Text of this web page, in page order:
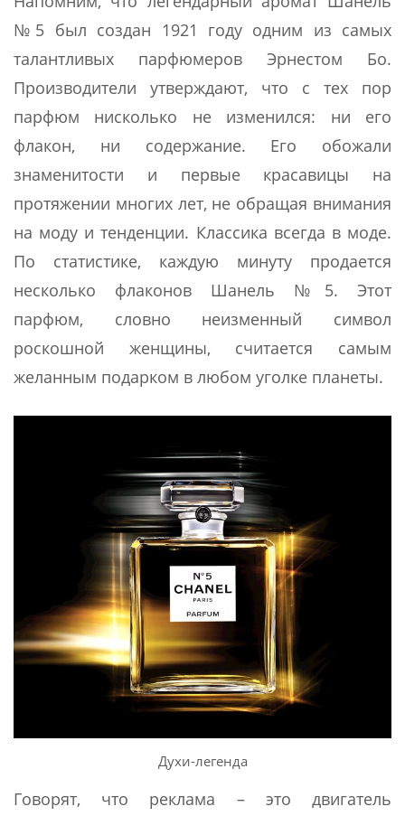
№5 был создан 1921 году одним из самых
талантливых парфюмеров Эрнестом Бо.
Производители утверждают, что с тех пор
парфюм нисколько не изменился: ни его
флакон, ни содержание. Его обожали
знаменитости и первые красавицы на
протяжении многих лет, не обращая внимания
на моду и тенденции. Классика всегда в моде.
По статистике, каждую минуту продается
несколько флаконов Шанель №5. Этот
парфюм, словно неизменный символ
роскошной женщины, считается самым
желанным подарком в любом уголке планеты.
Духи-легенда
Говорят, что реклама – это двигатель